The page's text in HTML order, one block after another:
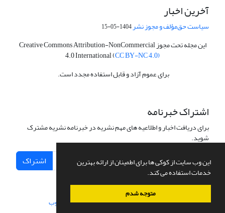
این وب سایت از کوکی ها برای اطمینان از ارائه بهترین
خدمات استفاده می کند.
متوجه شدم
آخرین اخبار
سیاست حق‌مؤلف و مجوز نشر1404-05-15
این مجله تحت مجوز Creative Commons Attribution-NonCommercial
4.0 International (CC BY-NC 4.0)
برای عموم آزاد و قابل استفاده مجدد است.
اشتراک خبرنامه
برای دریافت اخبار و اطلاعیه های مهم نشریه در خبرنامه نشریه مشترک
شوید.
اشتراک
سامانه مدیریت نشریات علمی.طراحی و پیاده سازی از سیناوب